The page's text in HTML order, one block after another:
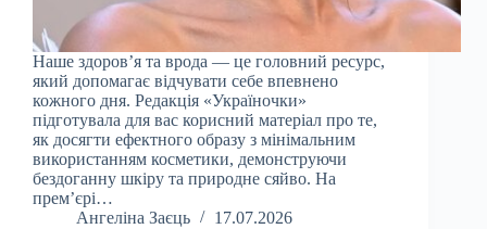
Наше здоров’я та врода — це головний ресурс,
який допомагає відчувати себе впевнено
кожного дня. Редакція «Україночки»
підготувала для вас корисний матеріал про те,
як досягти ефектного образу з мінімальним
використанням косметики, демонструючи
бездоганну шкіру та природне сяйво. На
прем’єрі…
Ангеліна Заєць
17.07.2026